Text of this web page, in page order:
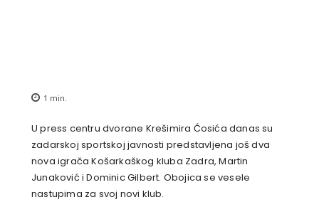
1 min.
U press centru dvorane Krešimira Ćosića danas su
zadarskoj sportskoj javnosti predstavljena još dva
nova igrača Košarkaškog kluba Zadra, Martin
Junaković i Dominic Gilbert. Obojica se vesele
nastupima za svoj novi klub.